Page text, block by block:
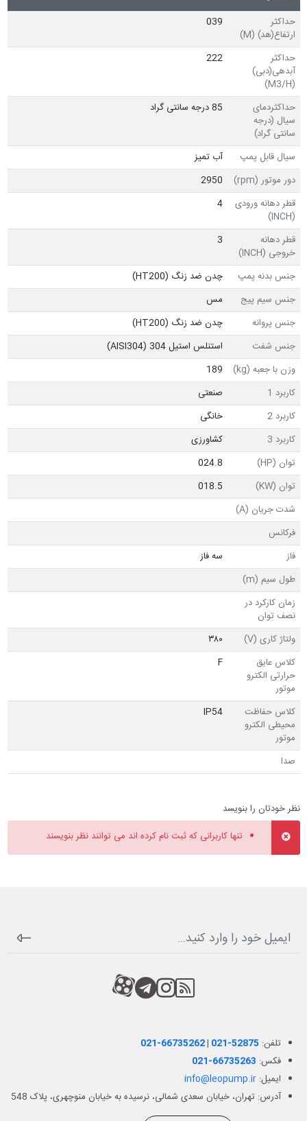
حداکثر
ارتفاع(هد) (M)
039
حداکثر
آبدهی(دبی)
(M3/H)
222
حداکثردمای
سیال (درجه
سانتی گراد)
85 درجه سانتی گراد
سیال قابل پمپ
آب تمیز
دور موتور (rpm)
2950
قطر دهانه ورودی
(INCH)
4
قطر دهانه
خروجی (INCH)
3
جنس بدنه پمپ
چدن ضد زنگ (HT200)
جنس سیم پیج
مس
جنس پروانه
چدن ضد زنگ (HT200)
جنس شفت
استنلس استیل 304 (AISI304)
وزن با جعبه (kg)
189
کاربرد 1
صنعتی
کاربرد 2
خانگی
کاربرد 3
کشاورزی
توان (HP)
024.8
توان (KW)
018.5
شدت جریان (A)
فرکانس
فاز
سه فاز
طول سیم (m)
زمان کارکرد در
نصف توان
ولتاژ کاری (V)
۳۸۰
کلاس عایق
حرارتی الکترو
موتور
F
کلاس حفاظت
محیطی الکترو
موتور
IP54
صدا
نظر خودتان را بنویسد
تنها کاربرانی که ثبت نام کرده اند می توانند نظر بنویسند
RSS
کانال آپارات
کانال تلگرام
کانال آپارات
تلفن: 021-66735262| 021-52875
فکس: 021-66735263
ایمیل:info@leopump.ir
آدرس: تهران، خیابان سعدی شمالی، نرسیده به خیابان منوچهری، پلاک 548